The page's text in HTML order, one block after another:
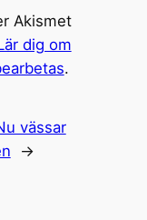
Akismet
dig om
.
vässar
→